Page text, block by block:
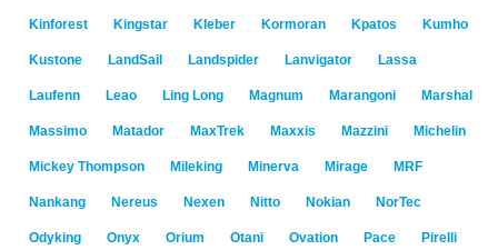
Kinforest Kingstar Kleber Kormoran Kpatos Kumho
Kustone LandSail Landspider Lanvigator Lassa
Laufenn Leao Ling Long Magnum Marangoni Marshal
Massimo Matador MaxTrek Maxxis Mazzini Michelin
Mickey Thompson Mileking Minerva Mirage MRF
Nankang Nereus Nexen Nitto Nokian NorTec
Odyking Onyx Orium Otani Ovation Pace Pirelli